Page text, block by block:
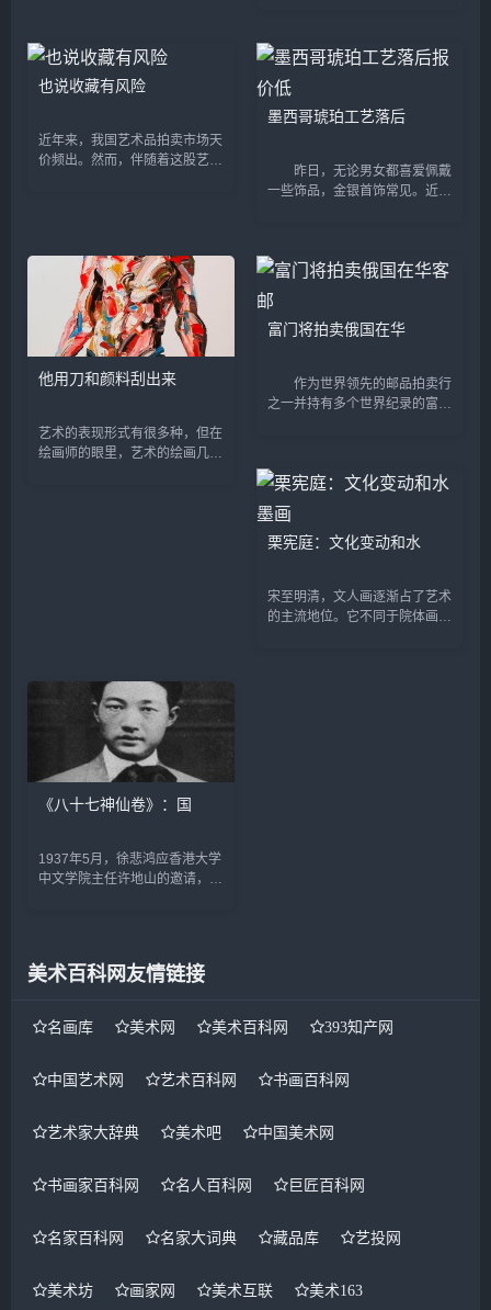
艺术规律实践的坚强意志。&...
也说收藏有风险
近年来，我国艺术品拍卖市场天
价频出。然而，伴随着这股艺术
墨西哥琥珀工艺落后
昨日，无论男女都喜爱佩戴
一些饰品，金银首饰常见。近几
精华的琥珀给人身心带来的...
他用刀和颜料刮出来
艺术的表现形式有很多种，但在
绘画师的眼里，艺术的绘画几乎
富门将拍卖俄国在华
作为世界领先的邮品拍卖行
之一并持有多个世界纪录的富门
经典》、《俄罗斯邮...
栗宪庭：文化变动和水
宋至明清，文人画逐渐占了艺术
的主流地位。它不同于院体画的
《八十七神仙卷》：国
1937年5月，徐悲鸿应香港大学
中文学院主任许地山的邀请，赴
美术百科网友情链接
名画库 美术网 美术百科网 393知产网
中国艺术网 艺术百科网 书画百科网
艺术家大辞典 美术吧 中国美术网
书画家百科网 名人百科网 巨匠百科网
名家百科网 名家大词典 藏品库 艺投网
美术坊 画家网 美术互联 美术163